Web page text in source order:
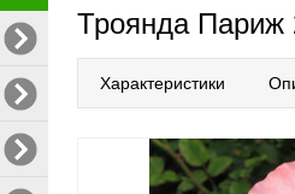
Троянда Париж
Характеристики